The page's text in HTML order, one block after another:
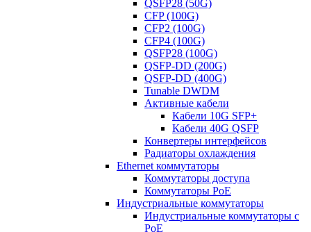
QSFP28 (50G)
CFP (100G)
CFP2 (100G)
CFP4 (100G)
QSFP28 (100G)
QSFP-DD (200G)
QSFP-DD (400G)
Tunable DWDM
Активные кабели
Кабели 10G SFP+
Кабели 40G QSFP
Конвертеры интерфейсов
Радиаторы охлаждения
Ethernet коммутаторы
Коммутаторы доступа
Коммутаторы PoE
Индустриальные коммутаторы
Индустриальные коммутаторы с
PoE